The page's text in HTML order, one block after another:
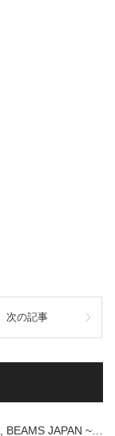
次の記事
BEAMS JAPAN ~…